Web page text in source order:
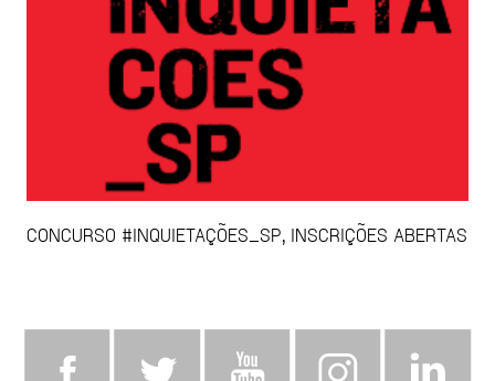
CONCURSO #INQUIETAÇÕES_SP, INSCRIÇÕES ABERTAS